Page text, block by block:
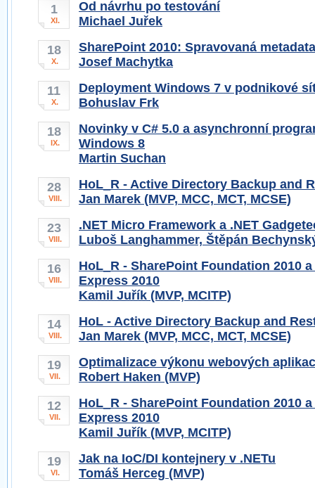
1
XI.
Od návrhu po testování
Michael Juřek
18
X.
SharePoint 2010: Spravovaná
Josef Machytka
11
X.
Deployment Windows 7 v podnikové
Bohuslav Frk
18
IX.
Novinky v C# 5.0 a asynchronní
Windows 8
Martin Suchan
28
VIII.
HoL_R - Active Directory Backup and
Jan Marek (MVP, MCC, MCT, MCSE)
23
VIII.
.NET Micro Framework a .NET
Luboš Langhammer, Štěpán
16
VIII.
HoL_R - SharePoint Foundation 2010
Express 2010
Kamil Juřík (MVP, MCITP)
14
VIII.
HoL - Active Directory Backup and
Jan Marek (MVP, MCC, MCT, MCSE)
19
VII.
Optimalizace výkonu webových
Robert Haken (MVP)
12
VII.
HoL_R - SharePoint Foundation 2010
Express 2010
Kamil Juřík (MVP, MCITP)
19
VI.
Jak na IoC/DI kontejnery v .NETu
Tomáš Herceg (MVP)